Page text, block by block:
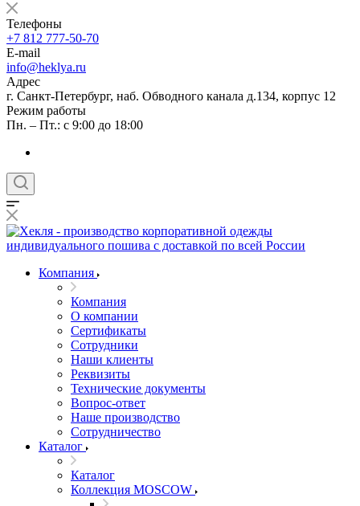
Телефоны
+7 812 777-50-70
E-mail
info@heklya.ru
Адрес
г. Санкт-Петербург, наб. Обводного канала д.134, корпус 12
Режим работы
Пн. – Пт.: с 9:00 до 18:00
Компания
Компания
О компании
Сертификаты
Сотрудники
Наши клиенты
Реквизиты
Технические документы
Вопрос-ответ
Наше производство
Сотрудничество
Каталог
Каталог
Коллекция MOSCOW